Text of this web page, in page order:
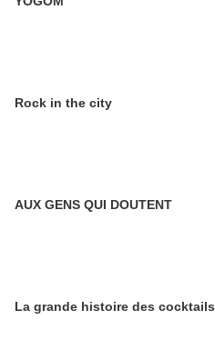
Rock in the city
AUX GENS QUI DOUTENT
La grande histoire des cocktails